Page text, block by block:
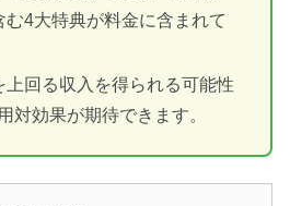
4大特典が料金に含まれて
上回る収入を得られる可能性
対効果が期待できます。